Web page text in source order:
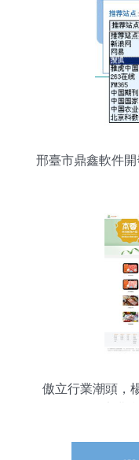
邢臺市鼎鑫軟件
傲立行業潮頭，